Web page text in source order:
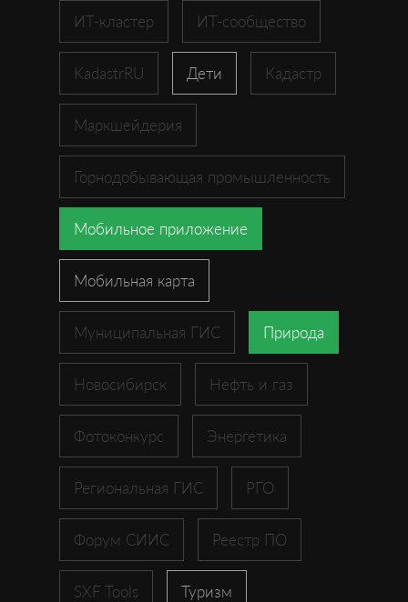
ИТ-кластер ИТ-сообщество
KadastrRU Дети Кадастр
Маркшейдерия
Горнодобывающая промышленность
Мобильное приложение
Мобильная карта
Муниципальная ГИС Природа
Новосибирск Нефть и газ
Фотоконкурс Энергетика
Региональная ГИС РГО
Форум СИИС Реестр ПО
SXF Tools Туризм